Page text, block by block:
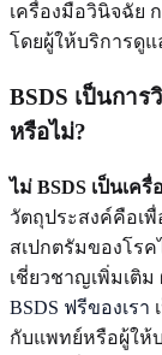
เครื่องมือวินิจฉัย
โดยผู้ให้บริการดู
BSDS เป็นกา
หรือไม่?
ไม่ BSDS เป็นเค
วัตถุประสงค์คือเ
สเปกตรัมของโร
เชี่ยวชาญเพิ่มเติม
BSDS ฟรีของเรา
กับแพทย์หรือผู้ให้